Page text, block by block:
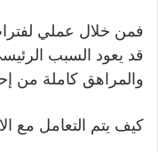
فمن خلال عملي
قد يعود السبب
والمراهق كاملة من
كيف يتم التعامل مع